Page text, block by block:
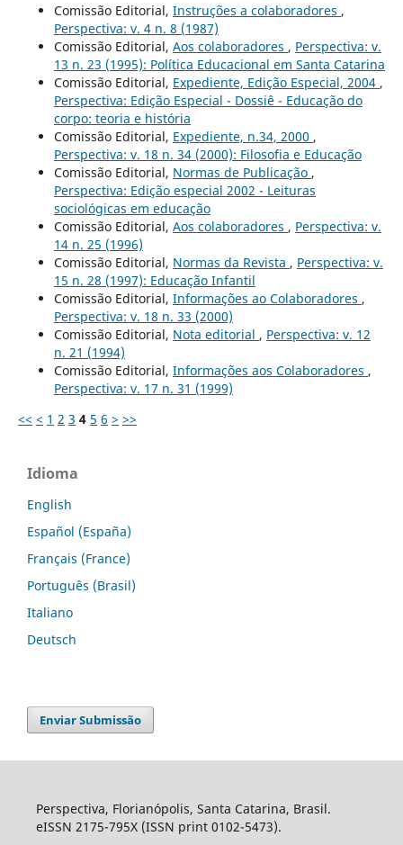
Comissão Editorial, Instruções a colaboradores ,
Perspectiva: v. 4 n. 8 (1987)
Comissão Editorial, Aos colaboradores , Perspectiva: v.
13 n. 23 (1995): Política Educacional em Santa Catarina
Comissão Editorial, Expediente, Edição Especial, 2004 ,
Perspectiva: Edição Especial - Dossiê - Educação do
corpo: teoria e história
Comissão Editorial, Expediente, n.34, 2000 ,
Perspectiva: v. 18 n. 34 (2000): Filosofia e Educação
Comissão Editorial, Normas de Publicação ,
Perspectiva: Edição especial 2002 - Leituras
sociológicas em educação
Comissão Editorial, Aos colaboradores , Perspectiva: v.
14 n. 25 (1996)
Comissão Editorial, Normas da Revista , Perspectiva: v.
15 n. 28 (1997): Educação Infantil
Comissão Editorial, Informações ao Colaboradores ,
Perspectiva: v. 18 n. 33 (2000)
Comissão Editorial, Nota editorial , Perspectiva: v. 12
n. 21 (1994)
Comissão Editorial, Informações aos Colaboradores ,
Perspectiva: v. 17 n. 31 (1999)
<< < 1 2 3 4 5 6 > >>
Idioma
English
Español (España)
Français (France)
Português (Brasil)
Italiano
Deutsch
Enviar Submissão
Perspectiva, Florianópolis, Santa Catarina, Brasil.
eISSN 2175-795X (ISSN print 0102-5473).